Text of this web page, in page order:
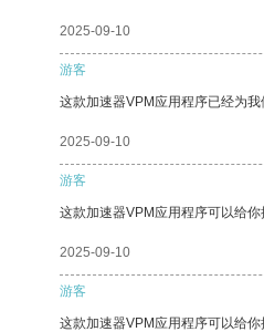
2025-09-10
游客
这款加速器VPM应用程序已经为
2025-09-10
游客
这款加速器VPM应用程序可以给你
2025-09-10
游客
这款加速器VPM应用程序可以给